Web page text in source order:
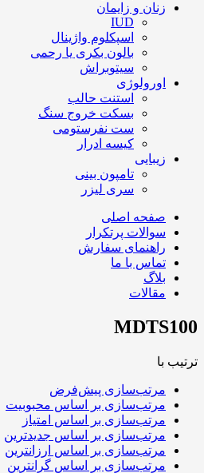
زنان و زایمان
IUD
اسپکلوم واژینال
بالون بکری یا رحمی
سیتوبراش
اورولوژی
استنت حالب
بسکت خروج سنگ
ست نفرستومی
کیسه ادرار
زیبایی
تامپون بینی
سری لیزر
صفحه اصلی
سوالات پرتکرار
راهنمای سفارش
تماس با ما
بلاگ
مقالات
MDTS100
ترتیب با
مرتب‌سازی پیش‌فرض
مرتب‌سازی بر اساس محبوبیت
مرتب‌سازی بر اساس امتیاز
مرتب‌سازی بر اساس جدیدترین
مرتب‌سازی بر اساس ارزانترین
مرتب‌سازی بر اساس گرانترین